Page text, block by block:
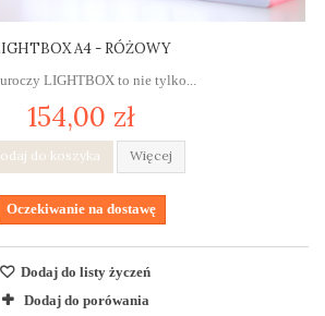
A4 - RÓŻOWY
LIGHTBOX to nie tylko...
154,00 zł
do koszyka Więcej
Oczekiwanie na dostawę
Dodaj do listy życzeń
Dodaj do porówania